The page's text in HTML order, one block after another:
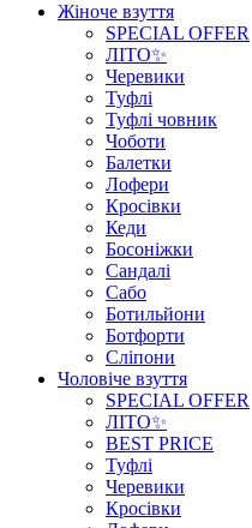
Жіноче взуття
SPECIAL OFFER
ЛІТО✨
Черевики
Туфлі
Туфлі човник
Чоботи
Балетки
Лофери
Кросівки
Кеди
Босоніжки
Сандалі
Сабо
Ботильйони
Ботфорти
Сліпони
Чоловіче взуття
SPECIAL OFFER
ЛІТО✨
BEST PRICE
Туфлі
Черевики
Кросівки